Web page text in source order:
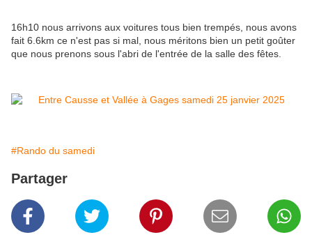
16h10 nous arrivons aux voitures tous bien trempés, nous avons
fait 6.6km ce n'est pas si mal, nous méritons bien un petit goûter
que nous prenons sous l'abri de l'entrée de la salle des fêtes.
#Rando du samedi
Partager